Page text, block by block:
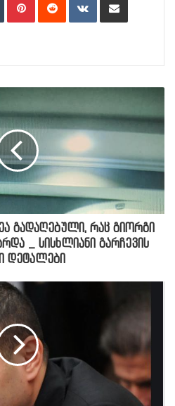
გადაღებული, რაც გიორგი
_ სისხლიანი გარჩევის
დეტალები